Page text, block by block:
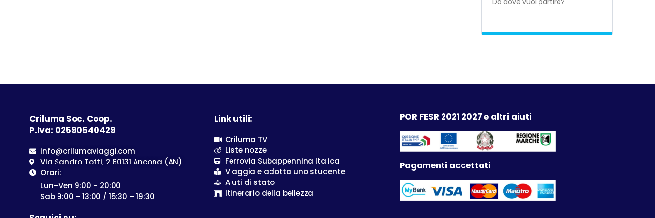
Criluma Soc. Coop.
P.Iva: 02590540429
info@crilumaviaggi.com
Via Sandro Totti, 2 60131 Ancona (AN)
Orari:
Lun–Ven 9:00 – 20:00
Sab 9:00 – 13:00 / 15:30 – 19:30
Link utili:
Criluma TV
Liste nozze
Ferrovia Subappennina Italica
Viaggia e adotta uno studente
Aiuti di stato
Itinerario della bellezza
POR FESR 2021 2027 e altri aiuti
Pagamenti accettati